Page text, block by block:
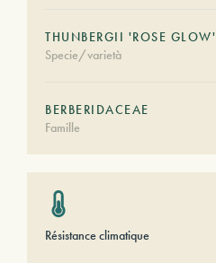
THUNBERGII 'ROSE GLOW'
Specie/varietà
BERBERIDACEAE
Famille
Résistance climatique